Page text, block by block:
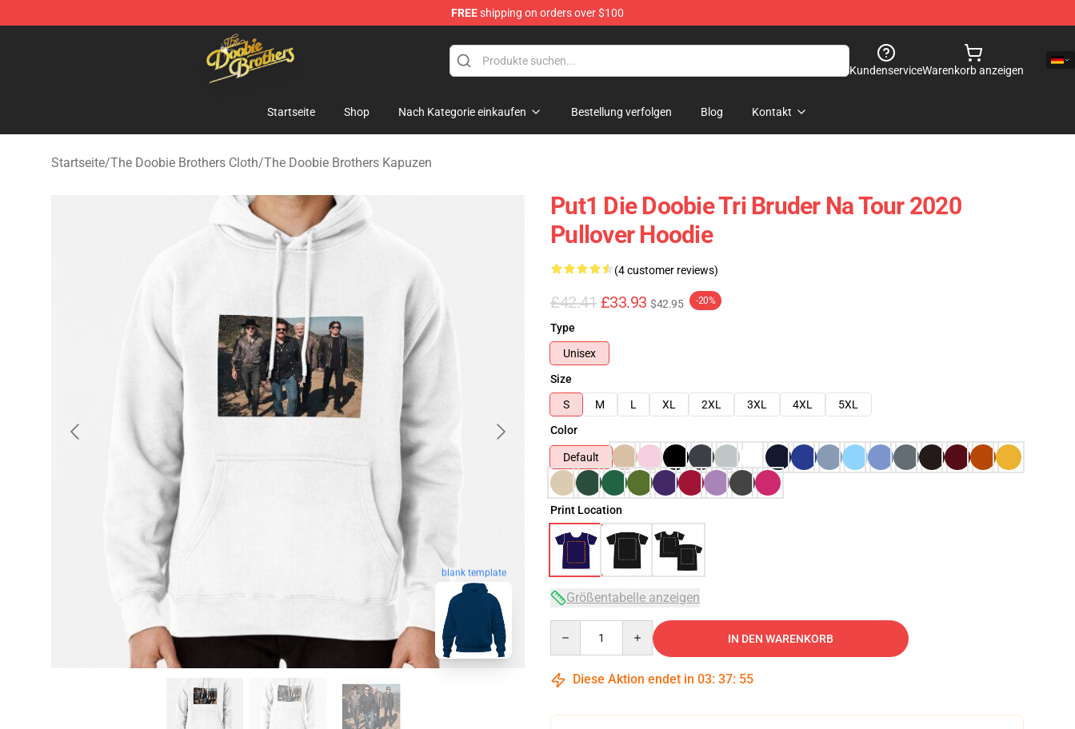
FREEshipping on orders over $100
The Doobie Brothers Store - Official The Doobie Brothers Merchandise Shop
KundenserviceWarenkorb anzeigen
Startseite Shop Nach Kategorie einkaufen Bestellung verfolgen Blog Kontakt
Startseite/The Doobie Brothers Cloth/The Doobie Brothers Kapuzen
blank template
Put1 Die Doobie Tri Bruder Na Tour 2020
Pullover Hoodie
(4 customer reviews)
£42.41 £33.93 $42.95 -20%
Type
Unisex
Size
S
M L XL 2XL 3XL 4XL
5XL
Color
Default
Print Location
Größentabelle anzeigen
IN DEN WARENKORB
Diese Aktion endet in 03: 37: 54